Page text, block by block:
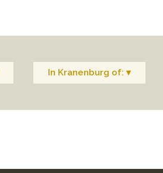
In Kranenburg of: ▾